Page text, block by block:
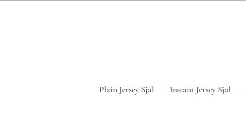
Plain Jersey Sjal Instant Jersey Sjal